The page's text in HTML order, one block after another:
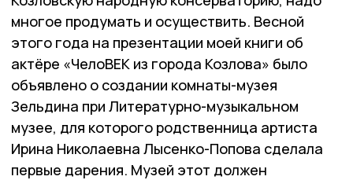
многое продумать и осуществить. Весной
этого года на презентации моей книги об
актёре «ЧелоВЕК из города Козлова» было
объявлено о создании комнаты-музея
Зельдина при Литературно-музыкальном
музее, для которого родственница артиста
Ирина Николаевна Лысенко-Попова сделала
первые дарения. Музей этот должен